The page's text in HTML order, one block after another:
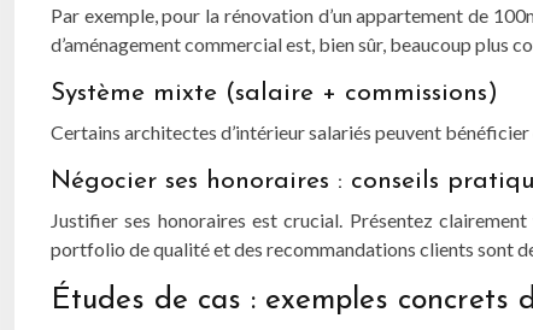
Par exemple, pour la rénovation d’un appartement de
d’aménagement commercial est, bien sûr, beaucoup plus
Système mixte (salaire + commissions)
Certains architectes d’intérieur salariés peuvent
Négocier ses honoraires : conseils
Justifier ses honoraires est crucial. Présentez
portfolio de qualité et des recommandations clients sont
Études de cas : exemples concrets